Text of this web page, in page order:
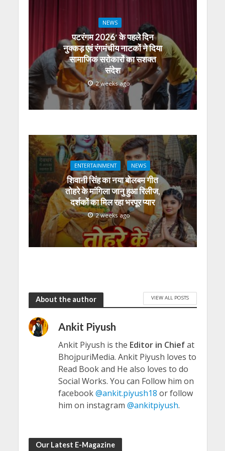
NEWS
पटरंगम 2026′ के पहले दिन
नुक्कड़ एवं रंगमंचीय नाटकों ने दिया
सामाजिक सरोकारों का सशक्त
संदेश
2 weeks ago
ENTERTAINMENT NEWS
शिवानी सिंह का नया बोलबम गीत
तोहरे के मांगिला जानु हुआ रिलीज,
दर्शकों का मिल रहा भरपूर प्यार
2 weeks ago
About the author VIEW ALL POSTS
Ankit Piyush
Ankit Piyush is the Editor in Chiefat
BhojpuriMedia. Ankit Piyush loves to
Read Book and He also loves to do
Social Works. You can Follow him on
facebook@ankit.piyush18 or follow
him on instagram @ankitpiyush.
Our Latest E-Magazine